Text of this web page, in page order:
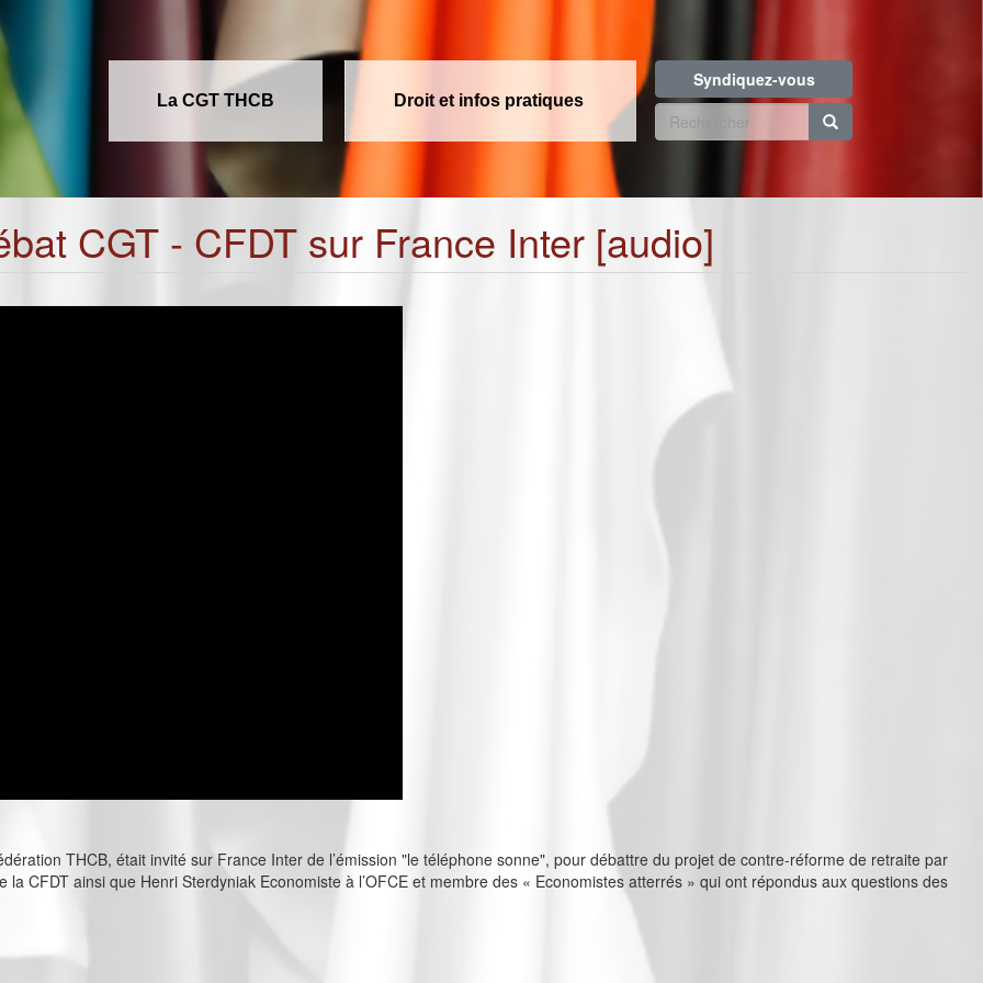
La CGT THCB Droit et infos pratiques
Syndiquez-vous
Formulaire
recherche
CGT - CFDT sur France Inter [audio]
THCB, était invité sur France Inter de l’émission "le téléphone sonne", pour débattre du projet de contre-réforme de retraite par
CFDT ainsi que Henri Sterdyniak Economiste à l’OFCE et membre des « Economistes atterrés » qui ont répondus aux questions des